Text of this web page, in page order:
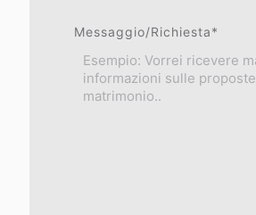
Messaggio/Richiesta*